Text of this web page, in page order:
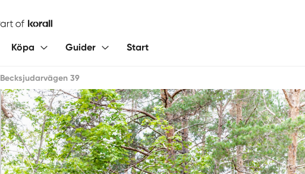
Köpa Guider Start
Becksjudarvägen 39